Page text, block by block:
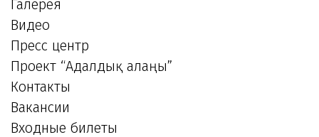
Галерея
Видео
Пресс центр
Проект “Адалдық алаңы”
Контакты
Вакансии
Входные билеты